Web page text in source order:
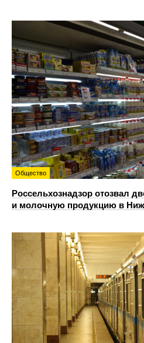
Общество
Россельхознадзор отозвал
и молочную продукцию в